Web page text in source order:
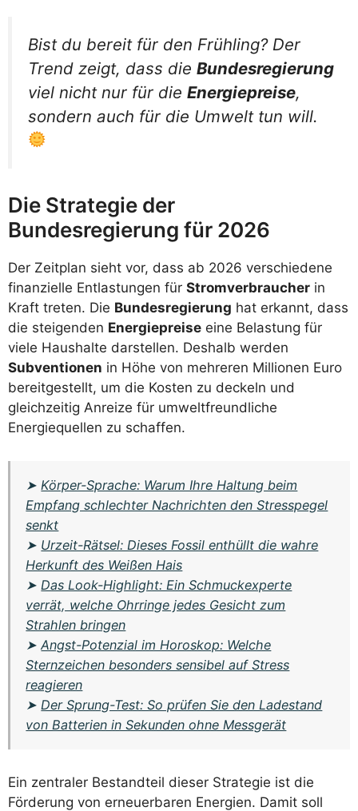
Bist du bereit für den Frühling? Der
Trend zeigt, dass die Bundesregierung
viel nicht nur für die Energiepreise,
sondern auch für die Umwelt tun will.
Die Strategie der
Bundesregierung für 2026
Der Zeitplan sieht vor, dass ab 2026 verschiedene
finanzielle Entlastungen für Stromverbraucher in
Kraft treten. Die Bundesregierung hat erkannt, dass
die steigenden Energiepreise eine Belastung für
viele Haushalte darstellen. Deshalb werden
Subventionen in Höhe von mehreren Millionen Euro
bereitgestellt, um die Kosten zu deckeln und
gleichzeitig Anreize für umweltfreundliche
Energiequellen zu schaffen.
➤Körper-Sprache: Warum Ihre Haltung beim
Empfang schlechter Nachrichten den Stresspegel
senkt
➤ Urzeit-Rätsel: Dieses Fossil enthüllt die wahre
Herkunft des Weißen Hais
➤Das Look-Highlight: Ein Schmuckexperte
verrät, welche Ohrringe jedes Gesicht zum
Strahlen bringen
➤Angst-Potenzial im Horoskop: Welche
Sternzeichen besonders sensibel auf Stress
reagieren
➤Der Sprung-Test: So prüfen Sie den Ladestand
von Batterien in Sekunden ohne Messgerät
Ein zentraler Bestandteil dieser Strategie ist die
Förderung von erneuerbaren Energien. Damit soll